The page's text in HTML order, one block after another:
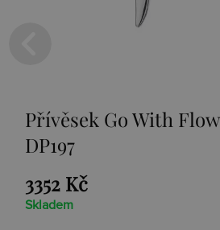
Přívěsek Go With Flow
DP197
3352 Kč
Skladem